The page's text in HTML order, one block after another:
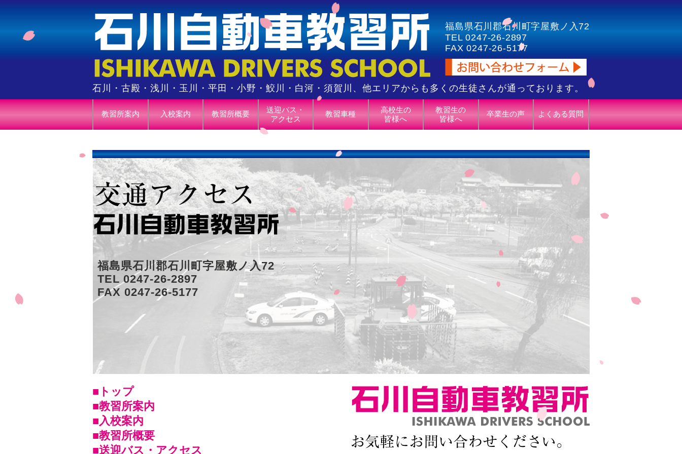
福島県石川郡石川町字屋敷ノ入72
TEL 0247-26-2897
FAX 0247-26-5177
石川・古殿・浅川・玉川・平田・小野・鮫川・白河・須賀川、他エリアからも多くの生徒さんが通っております。
教習所案内 入校案内 教習所概要
送迎バス・
アクセス
教習車種
高校生の
皆様へ
教習生の
皆様へ
卒業生の声 よくある質問
福島県石川郡石川町字屋敷ノ入72
TEL 0247-26-2897
FAX 0247-26-5177
■トップ
■教習所案内
■入校案内
■教習所概要
■送迎バス・アクセス